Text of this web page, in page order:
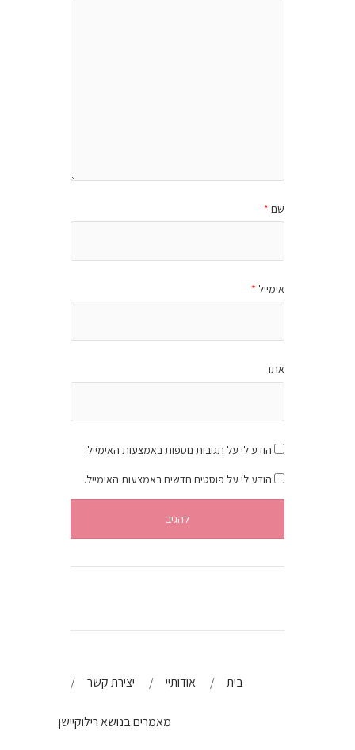
שם *
אימייל *
אתר
הודע לי על תגובות נוספות באמצעות האימייל.
הודע לי על פוסטים חדשים באמצעות האימייל.
בית אודותיי יצירת קשר
מאמרים בנושא רילוקיישן